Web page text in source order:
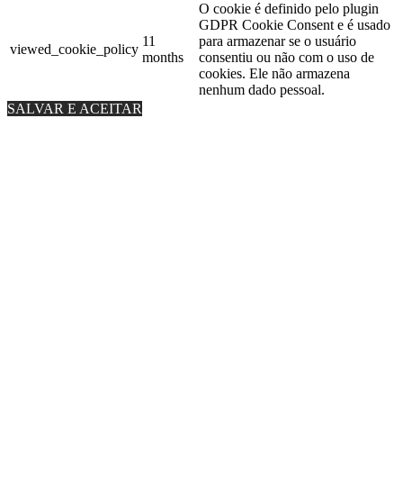
viewed_cookie_policy
11
months
O cookie é definido pelo plugin
GDPR Cookie Consent e é usado
para armazenar se o usuário
consentiu ou não com o uso de
cookies. Ele não armazena
nenhum dado pessoal.
SALVAR E ACEITAR